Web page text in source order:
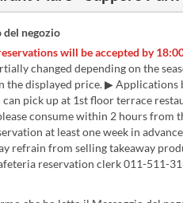
del negozio
will be accepted by
changed depending on the
the displayed price. ▶
can pick up at 1st floor terrace
consume within 2 hours from
at least one week in
refrain from selling takeaway
reservation clerk 011-511-